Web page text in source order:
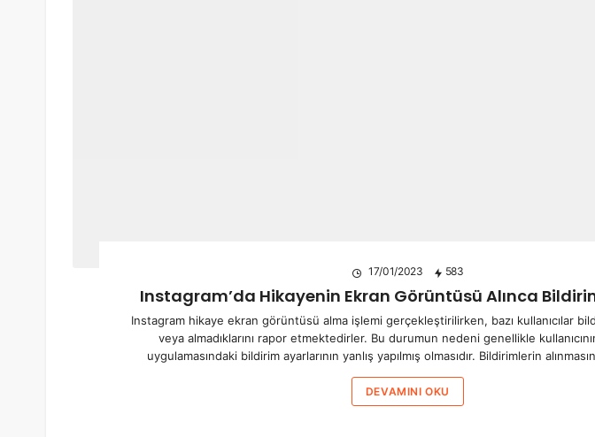
17/01/2023 583
Instagram’da Hikayenin Ekran Görüntüsü Alınca
Instagram hikaye ekran görüntüsü alma işlemi gerçekleştirilirken, bazı kullanıcılar
veya almadıklarını rapor etmektedirler. Bu durumun nedeni genellikle
uygulamasındaki bildirim ayarlarının yanlış yapılmış olmasıdır. Bildirimlerin
DEVAMINI OKU